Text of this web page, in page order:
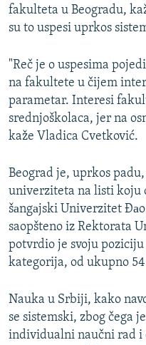
fakulteta u Beogradu,
su to uspesi uprkos
"Reč je o uspesima
na fakultete u čijem
parametar. Interesi
srednjoškolaca, jer na
kaže Vladica Cvetković.
Beograd je, uprkos
univerziteta na listi koju
šаngаjski Univerzitet
saopšteno iz Rektorata
potvrdio je svoju
kategorija, od ukupno
Nauka u Srbiji, kako
se sistemski, zbog čega
individualni naučni rad i